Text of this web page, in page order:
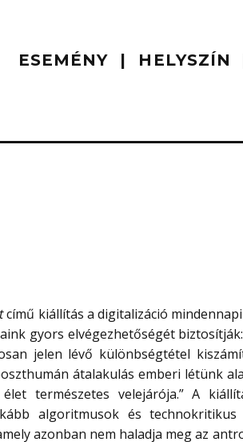
ESEMÉNY HELYSZÍN
című kiállítás a digitalizáció
gyors elvégezhetőségét
jelen lévő különbségtétel
átalakulás emberi létünk
természetes velejárója.” A
algoritmusok és
azonban nem haladja meg az